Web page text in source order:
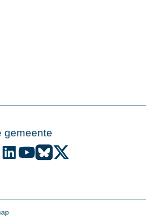
gemeente
gemeente Alphen aan den Rijn op Facebook
Volg de gemeente Alphen aan den Rijn op
Volg de gemeente Alphen aan den Rijn
Volg de gemeente Alphen aan den
Volg de gemeente Alphen